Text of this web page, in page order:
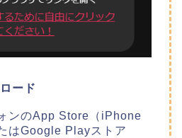
ード
ンのApp Store（iPhone
はGoogle Playストア